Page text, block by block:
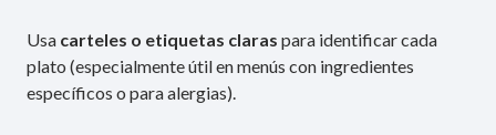
Usa carteles o etiquetas claras para identificar cada
plato (especialmente útil en menús con ingredientes
específicos o para alergias).